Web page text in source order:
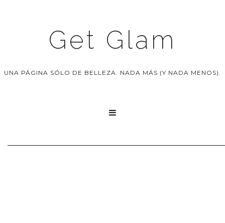
Get Glam
UNA PÁGINA SÓLO DE BELLEZA. NADA MÁS (Y NADA MENOS).
